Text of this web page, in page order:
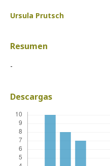
Ursula Prutsch
Resumen
-
Descargas